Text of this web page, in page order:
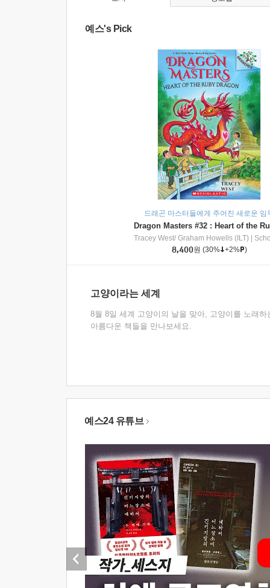
예스's Pick
드래곤 마스터들에게 주어진 새로운 임
Tracey West/ Graham Howells (ILT)
8,400원 (30% +2% )
고양이라는 세계
8월 8일 세계 고양이의 날을 맞아, 고양이를 노래하
아름다운 책들을 만나보세요.
예스24 유튜브